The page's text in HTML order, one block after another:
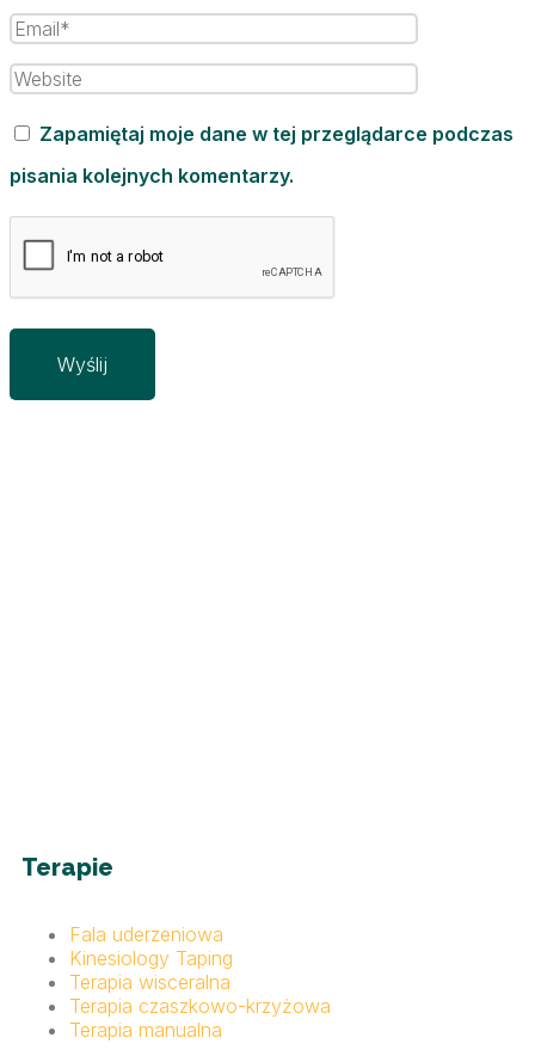
Zapamiętaj moje dane w tej przeglądarce podczas
pisania kolejnych komentarzy.
Terapie
Fala uderzeniowa
Kinesiology Taping
Terapia wisceralna
Terapia czaszkowo-krzyżowa
Terapia manualna